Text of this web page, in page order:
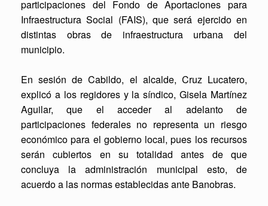
participaciones del Fondo de Aportaciones para
Infraestructura Social (FAIS), que será ejercido en
distintas obras de infraestructura urbana del
municipio.
En sesión de Cabildo, el alcalde, Cruz Lucatero,
explicó a los regidores y la síndico, Gisela Martínez
Aguilar, que el acceder al adelanto de
participaciones federales no representa un riesgo
económico para el gobierno local, pues los recursos
serán cubiertos en su totalidad antes de que
concluya la administración municipal esto, de
acuerdo a las normas establecidas ante Banobras.